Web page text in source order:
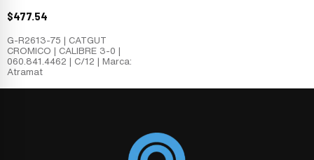
$477.54
G-R2613-75 | CATGUT
CROMICO | CALIBRE 3-0 |
060.841.4462 | C/12 | Marca:
Atramat